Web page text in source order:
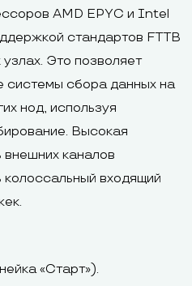
AMD EPYC и Intel
стандартов FTTB
Это позволяет
системы сбора данных на
нод, используя
Высокая
каналов
входящий
«Старт»).